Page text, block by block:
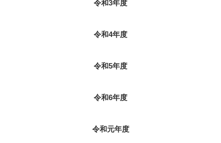
令和3年度
令和4年度
令和5年度
令和6年度
令和元年度